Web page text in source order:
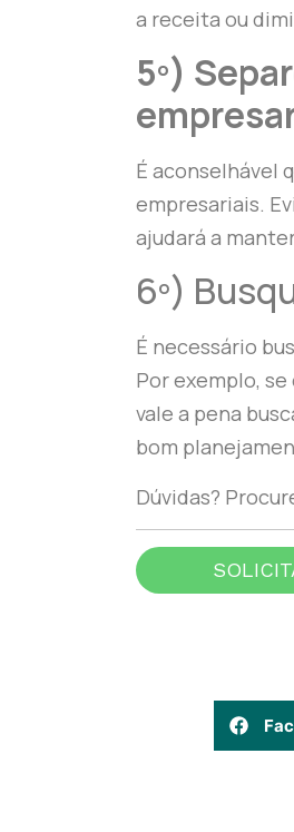
a receita ou
5º)
É aconselhável
empresariais.
ajudará a
6º)
É necessário
Por exemplo,
vale a pena
bom
Dúvidas?